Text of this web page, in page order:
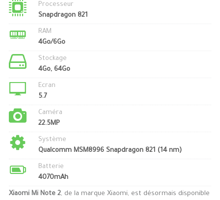
Processeur
Snapdragon 821
RAM
4Go/6Go
Stockage
4Go, 64Go
Ecran
5.7
Caméra
22.5MP
Système
Qualcomm MSM8996 Snapdragon 821 (14 nm)
Batterie
4070mAh
Xiaomi Mi Note 2, de la marque Xiaomi, est désormais disponible